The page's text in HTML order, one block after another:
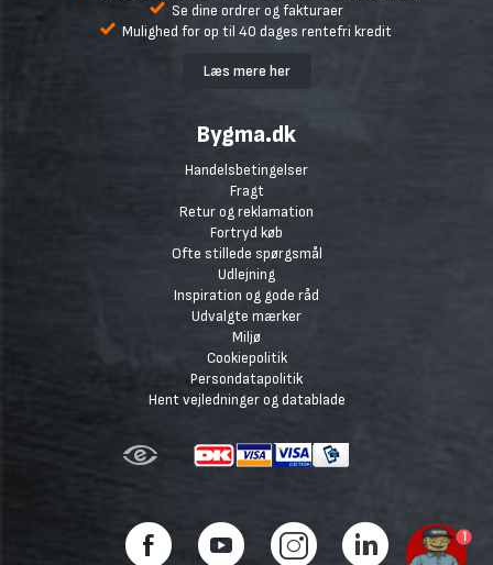
Se dine ordrer og fakturaer
Mulighed for op til 40 dages rentefri kredit
Læs mere her
Bygma.dk
Handelsbetingelser
Fragt
Retur og reklamation
Fortryd køb
Ofte stillede spørgsmål
Udlejning
Inspiration og gode råd
Udvalgte mærker
Miljø
Cookiepolitik
Persondatapolitik
Hent vejledninger og datablade
1